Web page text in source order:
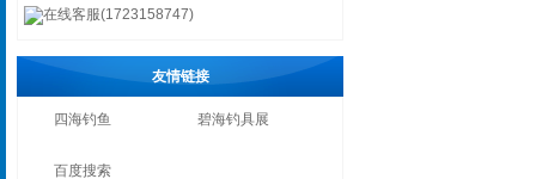
在线客服(1723158747)
友情链接
四海钓鱼 碧海钓具展
百度搜索